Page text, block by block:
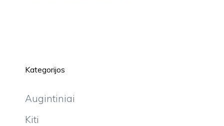
Kategorijos
Augintiniai
Kiti